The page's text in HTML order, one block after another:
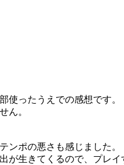
使ったうえでの感想です。
ん。
ンポの悪さも感じました。
生きてくるので、プレ